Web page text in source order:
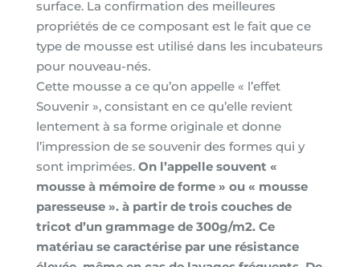
surface. La confirmation des meilleures
propriétés de ce composant est le fait que ce
type de mousse est utilisé dans les incubateurs
pour nouveau-nés.
Cette mousse a ce qu’on appelle « l’effet
Souvenir », consistant en ce qu’elle revient
lentement à sa forme originale et donne
l’impression de se souvenir des formes qui y
sont imprimées. On l’appelle souvent «
mousse à mémoire de forme » ou « mousse
paresseuse ». à partir de trois couches de
tricot d’un grammage de 300g/m2. Ce
matériau se caractérise par une résistance